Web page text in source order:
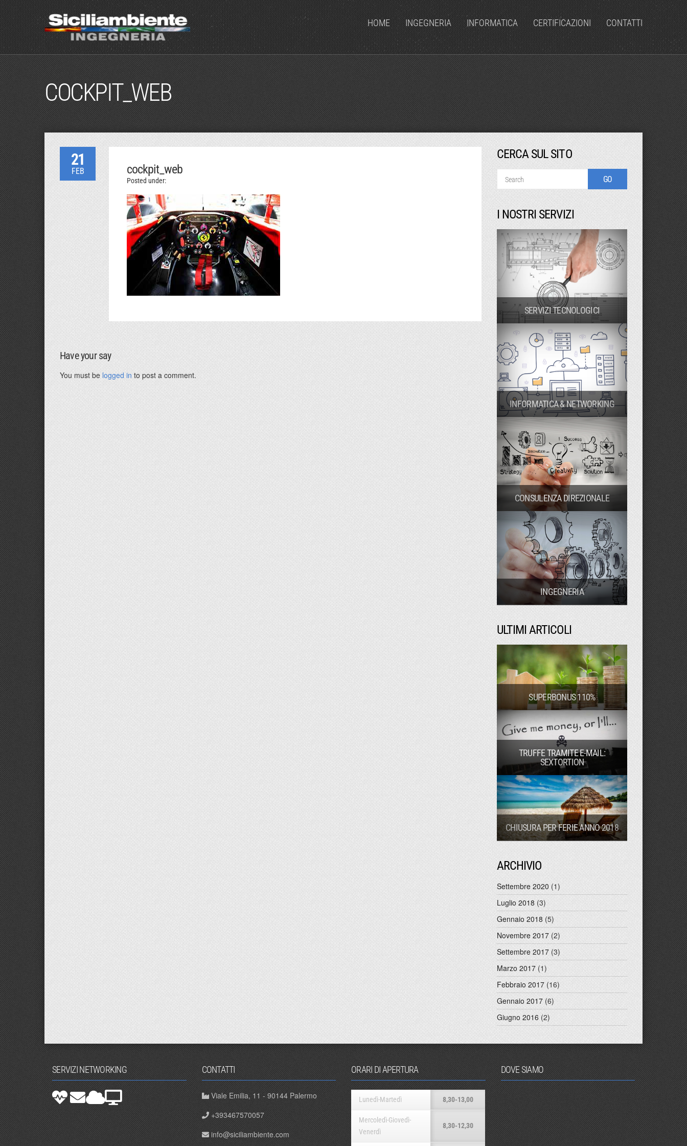
HOME INGEGNERIA INFORMATICA CERTIFICAZIONI CONTATTI
COCKPIT_WEB
21
FEB cockpit_web
Posted under:
Have your say
You must be logged in to post a comment.
CERCA SUL SITO
I NOSTRI SERVIZI
SERVIZI TECNOLOGICI
INFORMATICA & NETWORKING
CONSULENZA DIREZIONALE
INGEGNERIA
ULTIMI ARTICOLI
SUPERBONUS 110%
TRUFFE TRAMITE E-MAIL:
SEXTORTION
CHIUSURA PER FERIE ANNO 2018
ARCHIVIO
Settembre 2020 (1)
Luglio 2018 (3)
Gennaio 2018 (5)
Novembre 2017 (2)
Settembre 2017 (3)
Marzo 2017 (1)
Febbraio 2017 (16)
Gennaio 2017 (6)
Giugno 2016 (2)
SERVIZI NETWORKING CONTATTI
Viale Emilia, 11 - 90144 Palermo
+393467570057
info@siciliambiente.com
ORARI DI APERTURA
Lunedì-Martedì 8,30-13,00
Mercoledì-Giovedì-
Venerdì
8,30-12,30
DOVE SIAMO